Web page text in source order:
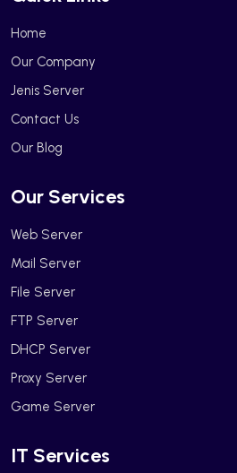
Home
Our Company
Jenis Server
Contact Us
Our Blog
Our Services
Web Server
Mail Server
File Server
FTP Server
DHCP Server
Proxy Server
Game Server
IT Services